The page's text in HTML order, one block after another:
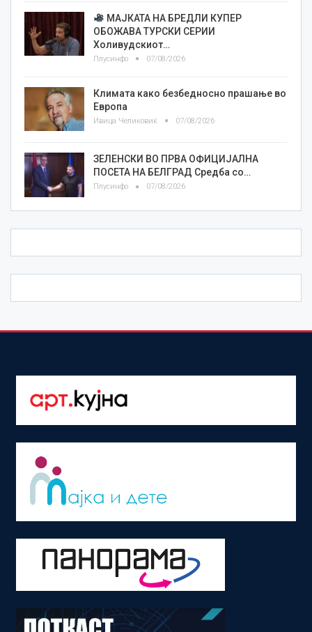
МАЈКАТА НА БРЕДЛИ КУПЕР
ОБОЖАВА ТУРСКИ СЕРИИ
Холивудскиот…
Плусинфо 07/08/2026
Климата како безбедносно прашање во
Европа
Ивица Челиковиќ 07/08/2026
ЗЕЛЕНСКИ ВО ПРВА ОФИЦИЈАЛНА
ПОСЕТА НА БЕЛГРАД Средба со…
Плусинфо 07/08/2026